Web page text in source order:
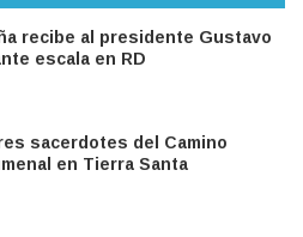
recibe al presidente Gustavo
escala en RD
sacerdotes del Camino
en Tierra Santa